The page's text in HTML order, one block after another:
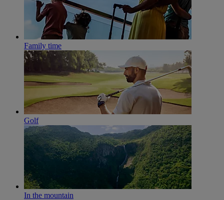
Family time
Golf
In the mountain